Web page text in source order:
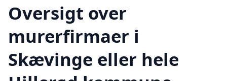
Oversigt over
murerfirmaer i
Skævinge eller hele